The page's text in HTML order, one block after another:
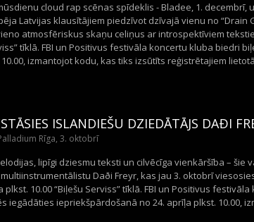
cloud rap scēnas spīdeklis - Bladee, 1. decembrī,
Latvijas klausītājiem piedzīvot dzīvajā vienu no “Drain
atmosfēriskus skaņu celiņus ar introspektīviem
tīklā. FBI un Positivus festivāla koncertu kluba biedri
izmantojot kodu, kas tiks izsūtīts reģistrētajiem
ISLANDIEŠU DZIEDĀTĀJS DAÐI
Rīga, 3. oktobrī
lipīgi dziesmu teksti un cilvēcīga vienkāršība –
Daði Freyr, kas jau 3. oktobrī
plkst. 10.00 “Biļešu Serviss” tīklā. FBI un Positivus
iegādāties iepriekšpārdošanā no 24. aprīļa plkst. 10.00,